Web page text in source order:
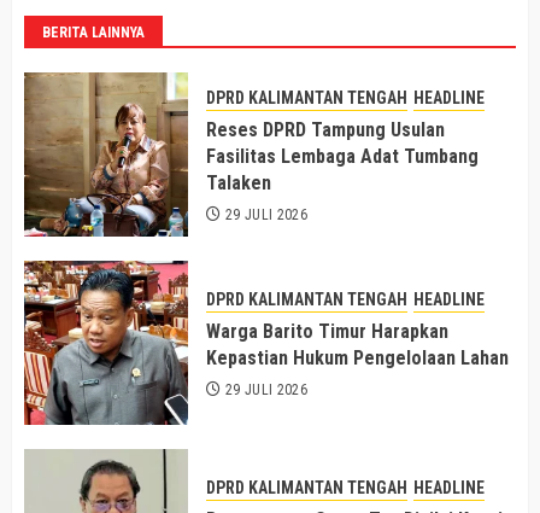
BERITA LAINNYA
DPRD KALIMANTAN TENGAH HEADLINE
Reses DPRD Tampung Usulan
Fasilitas Lembaga Adat Tumbang
Talaken
29 JULI 2026
DPRD KALIMANTAN TENGAH HEADLINE
Warga Barito Timur Harapkan
Kepastian Hukum Pengelolaan Lahan
29 JULI 2026
DPRD KALIMANTAN TENGAH HEADLINE